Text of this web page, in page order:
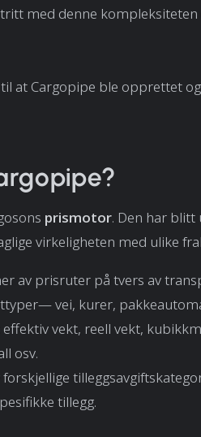
med denne
at Cargopipe ble opprettet
prismotor. Den har
virkeligheten med ulike
av prisruter på tvers av
vei, kurer,
vekt, reell vekt,
osv.
tillegg.